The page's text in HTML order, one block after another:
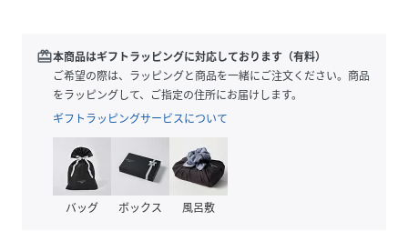
ウォッシャブル・UVカット・接触冷感機能付きで、暑い季節
も快適に。
リラックス感がありながらもスポーティーなワイドパンツ。
フロントのタックが広がりを抑え、腰まわりをすっきり見せ
てくれるデザインです。ウエストはブランドロゴ入りのゴム
仕様で、ラクなはき心地とさりげないアクセントをプラス。
裾内側にはゴム調節が付いており、絞ればジョガーパンツと
redeem本商品はギフトラッピングに対応しております（有料）
ご希望の際は、ラッピングと商品を一緒にご注文ください。商品
をラッピングして、ご指定の住所にお届けします。
ギフトラッピングサービスについて
バッグ ボックス 風呂敷